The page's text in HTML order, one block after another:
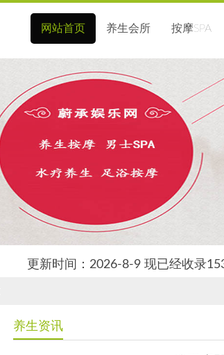
网站首页 养生会所 按摩SPA
更新时间：2026-8-9 现已经收录
养生资讯